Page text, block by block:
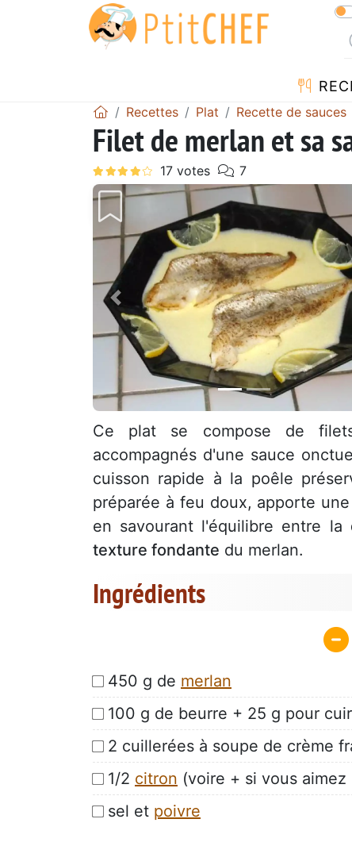
Recettes Plat Recette de sauces
Filet de merlan et sa
Précédent
Ce plat se compose de
accompagnés d'une sauce
cuisson rapide à la poêle
préparée à feu doux, apporte
en savourant l'équilibre entre la
texture fondante du merlan.
Ingrédients
450 g de merlan
100 g de beurre + 25 g pour
2 cuillerées à soupe de crème
1/2 citron (voire + si vous
sel et poivre